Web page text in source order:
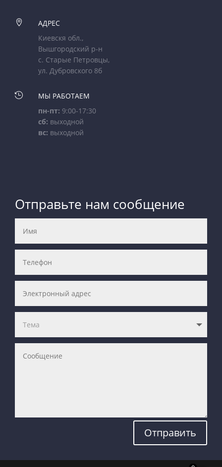

АДРЕС
Киевскя обл.,
Вышгородский р-н
с. Старые Петровцы,
ул. Дубровского 8б

МЫ РАБОТАЕМ
пн-пт: 9:00-17:30
сб: выходной
вс: выходной
Отправьте нам сообщение
Отправить